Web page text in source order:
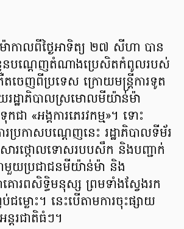
កាលពីថ្ងៃអាទិត្យ ២៧ សីហា បាន
ខ្លួនបណ្តេញតំណាងប្រេសិតកំពូលរបស់
ចេញពីប្រទេស ក្រោយមន្ត្រីការទូត
រដ្ឋាភិបាលស្រមោលមីយ៉ាន់ម៉ា
ា «អង្គការភេរវកម្ម»។ ទោះ
រកាសបណ្តេញនេះ រដ្ឋាភិបាលទីម័រ
ារថ្កោលទោសរបបសឹក និងបញ្ជាក់
មួយប្រជាជនមីយ៉ាន់ម៉ា និង
ោរពសិទ្ធិមនុស្ស ព្រមទាំងស្វែងរក
លោះ។ នេះបើតាមការចុះផ្សាយ
តរជាតិធំៗ។